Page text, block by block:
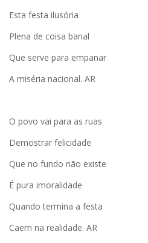
Esta festa ilusória
Plena de coisa banal
Que serve para empanar
A miséria nacional. AR
O povo vai para as ruas
Demostrar felicidade
Que no fundo não existe
É pura imoralidade
Quando termina a festa
Caem na realidade. AR